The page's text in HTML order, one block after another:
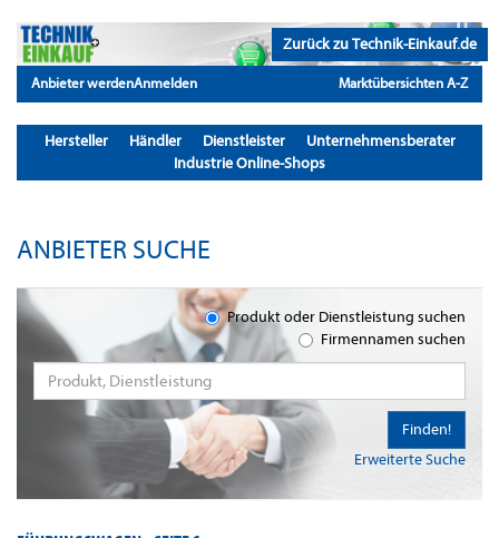
Zurück zu Technik-Einkauf.de
Anbieter werdenAnmelden Marktübersichten A-Z
Hersteller Händler Dienstleister
Unternehmensberater
Industrie Online-Shops
ANBIETER SUCHE
Produkt oder Dienstleistung suchen
Firmennamen suchen
Erweiterte Suche
Finden!